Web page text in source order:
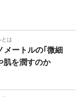
とは
メートルの｢微細
肌を潤すのか